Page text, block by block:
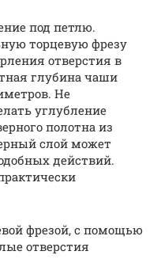
под петлю.
торцевую фрезу
отверстия в
глубина чаши
Не
углубление
полотна из
слой может
действий.
фрезой, с помощью
отверстия